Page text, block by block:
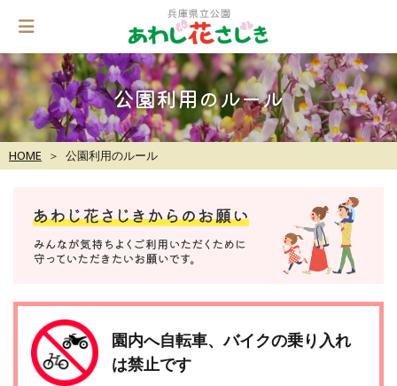
content
公園利用のルール
HOME 公園利用のルール
園内へ自転車、バイクの乗り入れ
は禁止です